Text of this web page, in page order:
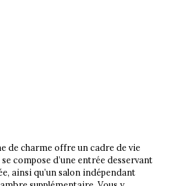
de charme offre un cadre de vie
compose d’une entrée desservant
ainsi qu’un salon indépendant